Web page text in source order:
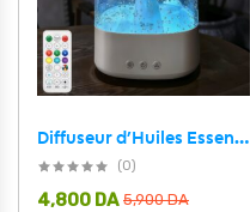
Diffuseur d’Huiles Essentielles Nuage Pluie 300ml et Bluetooth Speaker – معطر بشكل غيمة ممطرة و مكبر صوت بلوتوث
(0)
5,900DA
4,800 DA